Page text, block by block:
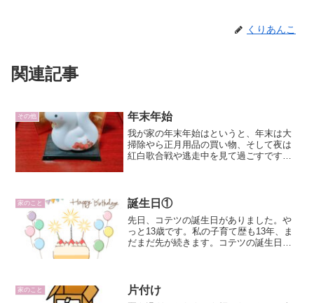
くりあんこ
関連記事
その他 年末年始
我が家の年末年始はというと、年末は大
掃除やら正月用品の買い物、そして夜は
紅白歌合戦や逃走中を見て過ごすです。
らと自分の部屋にこ...
家のこと 誕生日①
先日、コテツの誕生日がありました。や
っと13歳です。私の子育て歴も13年、ま
だまだ先が続きます。コテツの誕生日の
テツと夫は、家族でど...
家のこと 片付け